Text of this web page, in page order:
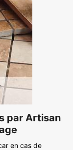
par Artisan
en cas de